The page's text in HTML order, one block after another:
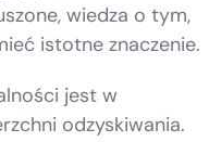
wiedza o tym,
istotne znaczenie.
jest w
odzyskiwania.